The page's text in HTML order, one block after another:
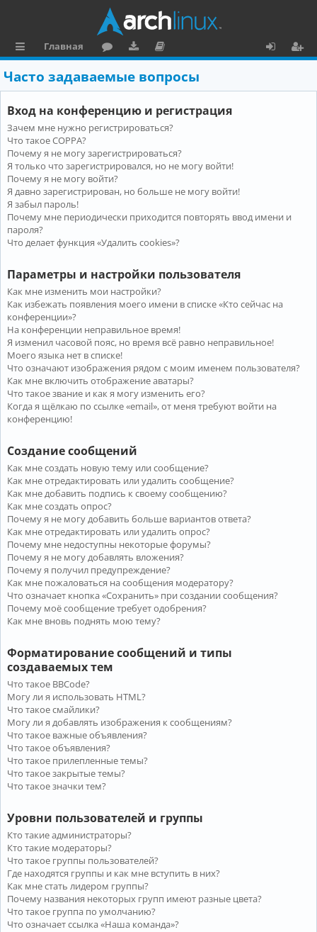
ы
л
к
и
Главная
ру
м
ру
зк
и
ку
м
е
н
та
ц
и
я
о
и
Часто задаваемые вопросы
Вход на конференцию и регистрация
Зачем мне нужно регистрироваться?
Что такое COPPA?
Почему я не могу зарегистрироваться?
Я только что зарегистрировался, но не могу войти!
Почему я не могу войти?
Я давно зарегистрирован, но больше не могу войти!
Я забыл пароль!
Почему мне периодически приходится повторять ввод имени и
пароля?
Что делает функция «Удалить cookies»?
Параметры и настройки пользователя
Как мне изменить мои настройки?
Как избежать появления моего имени в списке «Кто сейчас на
конференции»?
На конференции неправильное время!
Я изменил часовой пояс, но время всё равно неправильное!
Моего языка нет в списке!
Что означают изображения рядом с моим именем пользователя?
Как мне включить отображение аватары?
Что такое звание и как я могу изменить его?
Когда я щёлкаю по ссылке «email», от меня требуют войти на
конференцию!
Создание сообщений
Как мне создать новую тему или сообщение?
Как мне отредактировать или удалить сообщение?
Как мне добавить подпись к своему сообщению?
Как мне создать опрос?
Почему я не могу добавить больше вариантов ответа?
Как мне отредактировать или удалить опрос?
Почему мне недоступны некоторые форумы?
Почему я не могу добавлять вложения?
Почему я получил предупреждение?
Как мне пожаловаться на сообщения модератору?
Что означает кнопка «Сохранить» при создании сообщения?
Почему моё сообщение требует одобрения?
Как мне вновь поднять мою тему?
Форматирование сообщений и типы
создаваемых тем
Что такое BBCode?
Могу ли я использовать HTML?
Что такое смайлики?
Могу ли я добавлять изображения к сообщениям?
Что такое важные объявления?
Что такое объявления?
Что такое прилепленные темы?
Что такое закрытые темы?
Что такое значки тем?
Уровни пользователей и группы
Кто такие администраторы?
Кто такие модераторы?
Что такое группы пользователей?
Где находятся группы и как мне вступить в них?
Как мне стать лидером группы?
Почему названия некоторых групп имеют разные цвета?
Что такое группа по умолчанию?
Что означает ссылка «Наша команда»?